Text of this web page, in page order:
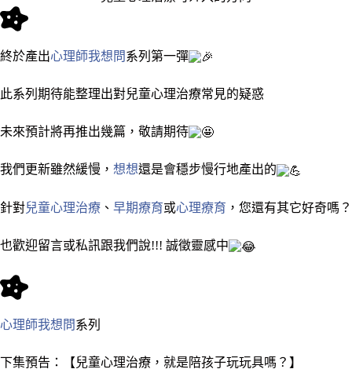
終於產出心理師我想問系列第一彈
此系列期待能整理出對兒童心理治療常見的疑惑
未來預計將再推出幾篇，敬請期待
我們更新雖然緩慢， 想想還是會穩步慢行地產出的
針對兒童心理治療 、 早期療育或心理療育 ，您還有其它好奇嗎？
也歡迎留言或私訊跟我們說!!! 誠徵靈感中
心理師我想問系列
下集預告：【兒童心理治療，就是陪孩子玩玩具嗎？】